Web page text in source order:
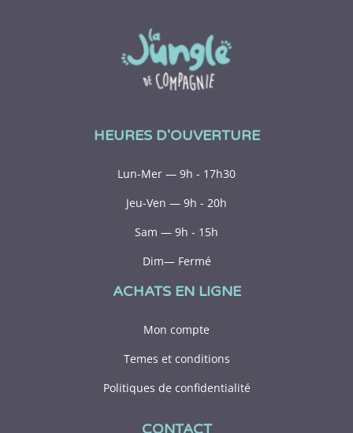
HEURES D'OUVERTURE
Lun-Mer — 9h - 17h30
Jeu-Ven — 9h - 20h
Sam — 9h - 15h
Dim— Fermé
ACHATS EN LIGNE
Mon compte
Temes et conditions
Politiques de confidentialité
CONTACT